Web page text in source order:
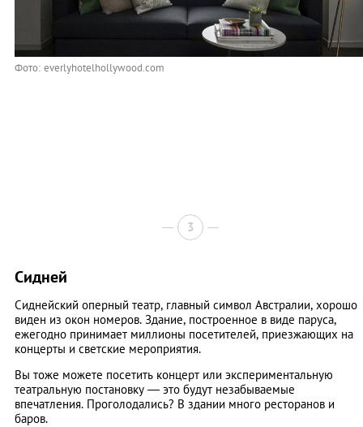
Фото: everlyhotelhollywood.com
3
Сидней
Сиднейский оперный театр, главный символ Австралии, хорошо
виден из окон номеров. Здание, построенное в виде паруса,
ежегодно принимает миллионы посетителей, приезжающих на
концерты и светские мероприятия.
Вы тоже можете посетить концерт или экспериментальную
театральную постановку — это будут незабываемые
впечатления. Проголодались? В здании много ресторанов и
баров.